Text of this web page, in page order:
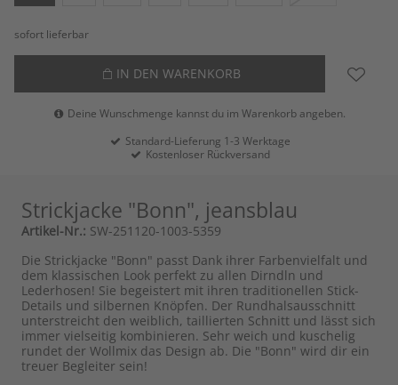
sofort lieferbar
IN DEN WARENKORB
Deine Wunschmenge kannst du im Warenkorb angeben.
Standard-Lieferung 1-3 Werktage
Kostenloser Rückversand
Strickjacke "Bonn", jeansblau
Artikel-Nr.: SW-251120-1003-5359
Die Strickjacke "Bonn" passt Dank ihrer Farbenvielfalt und
dem klassischen Look perfekt zu allen Dirndln und
Lederhosen! Sie begeistert mit ihren traditionellen Stick-
Details und silbernen Knöpfen. Der Rundhalsausschnitt
unterstreicht den weiblich, taillierten Schnitt und lässt sich
immer vielseitig kombinieren. Sehr weich und kuschelig
rundet der Wollmix das Design ab. Die "Bonn" wird dir ein
treuer Begleiter sein!